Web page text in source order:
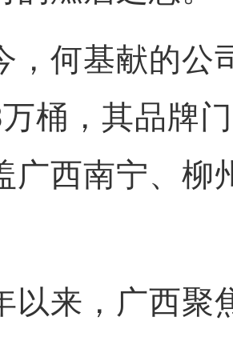
何基献的公
桶，其品牌
广西南宁、柳
来，广西聚